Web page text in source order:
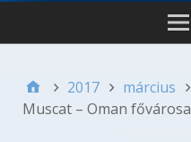
2017 március
Muscat – Oman fővárosa